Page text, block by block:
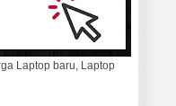
Laptop baru, Laptop